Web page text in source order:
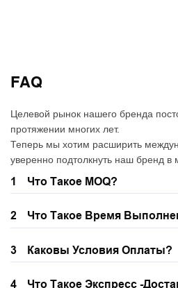
FAQ
Целевой рынок нашего бренда
протяжении многих лет.
Теперь мы хотим расширить
уверенно подтолкнуть наш бренд в
1 Что Такое MOQ?
2 Что Такое Время
3 Каковы Условия Оплаты?
4 Что Такое Экспресс -